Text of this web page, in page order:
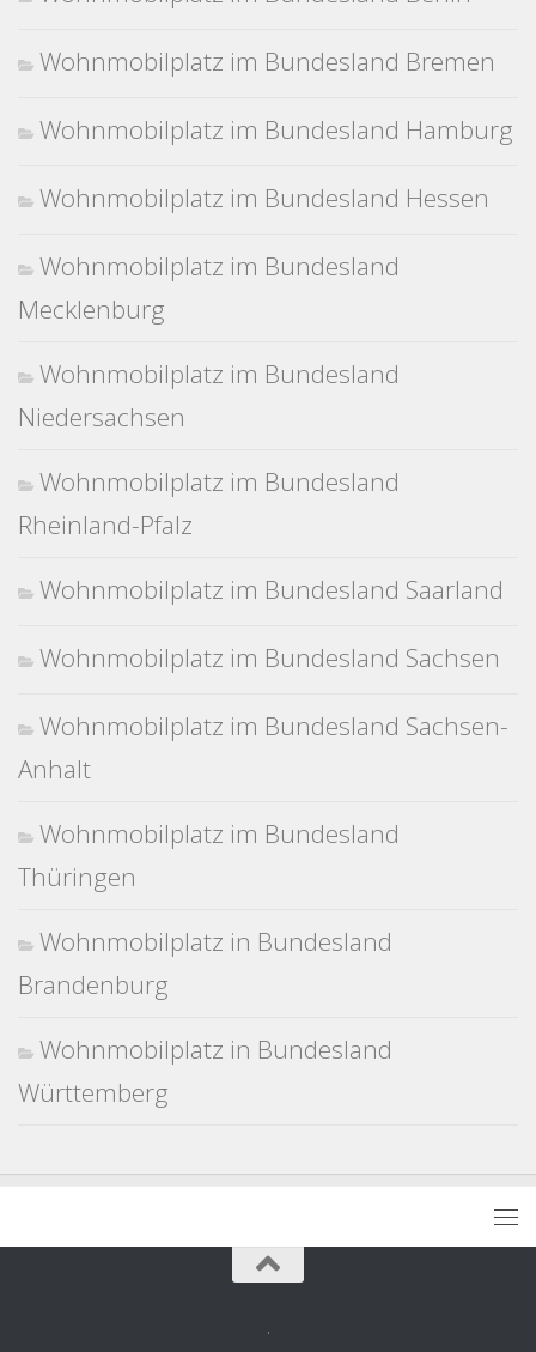
Wohnmobilplatz im Bundesland Bremen
Wohnmobilplatz im Bundesland Hamburg
Wohnmobilplatz im Bundesland Hessen
Wohnmobilplatz im Bundesland
Mecklenburg
Wohnmobilplatz im Bundesland
Niedersachsen
Wohnmobilplatz im Bundesland
Rheinland-Pfalz
Wohnmobilplatz im Bundesland Saarland
Wohnmobilplatz im Bundesland Sachsen
Wohnmobilplatz im Bundesland Sachsen-
Anhalt
Wohnmobilplatz im Bundesland
Thüringen
Wohnmobilplatz in Bundesland
Brandenburg
Wohnmobilplatz in Bundesland
Württemberg
.